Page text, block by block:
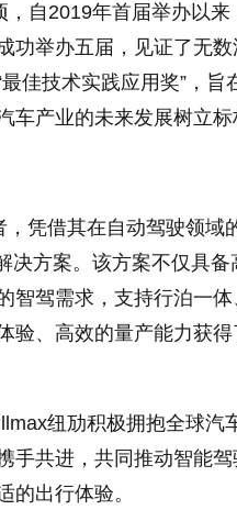
自2019年首届举办以来
功举办五届，见证了无
佳技术实践应用奖”，旨
产业的未来发展树立标
凭借其在自动驾驶领域
决方案。该方案不仅具
驾需求，支持行泊一体
验、高效的量产能力获得
纽劢积极拥抱全球汽
手共进，共同推动智能驾
的出行体验。